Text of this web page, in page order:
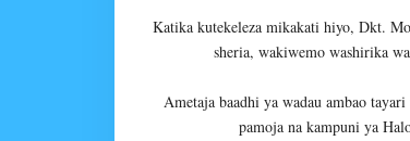
Katika kutekeleza mikakati hiyo, Dkt.
sheria, wakiwemo washirika
Ametaja baadhi ya wadau ambao
pamoja na kampuni ya